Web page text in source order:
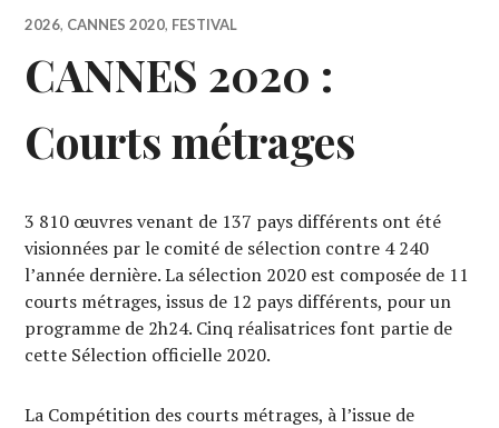
2026, CANNES 2020, FESTIVAL
CANNES 2020 :
Courts métrages
3 810 œuvres venant de 137 pays différents ont été
visionnées par le comité de sélection contre 4 240
l’année dernière. La sélection 2020 est composée de 11
courts métrages, issus de 12 pays différents, pour un
programme de 2h24. Cinq réalisatrices font partie de
cette Sélection officielle 2020.
La Compétition des courts métrages, à l’issue de